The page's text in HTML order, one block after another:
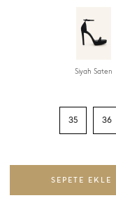
Siyah Saten
35 36